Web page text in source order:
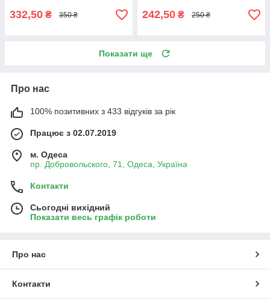
332,50 ₴ 350 ₴ 242,50 ₴ 250 ₴
Показати ще
Про нас
100% позитивних з 433 відгуків за рік
Працює з 02.07.2019
м. Одеса
пр. Добровольского, 71, Одеса, Україна
Контакти
Сьогодні вихідний
Показати весь графік роботи
Про нас
Контакти